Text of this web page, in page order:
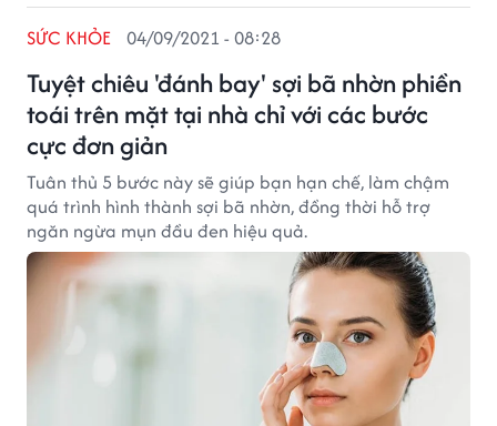
Tuyệt chiêu 'đánh bay' sợi bã nhờn phiền
toái trên mặt tại nhà chỉ với các bước
cực đơn giản
SỨC KHỎE 04/09/2021 - 08:28
Tuân thủ 5 bước này sẽ giúp bạn hạn chế, làm chậm
quá trình hình thành sợi bã nhờn, đồng thời hỗ trợ
ngăn ngừa mụn đầu đen hiệu quả.